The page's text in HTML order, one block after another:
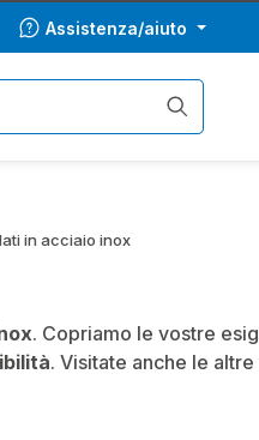
Assistenza/aiuto
in acciaio inox
. Copriamo le vostre
. Visitate anche le